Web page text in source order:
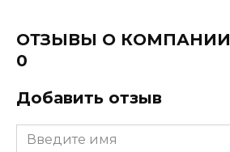
ОТЗЫВЫ О КОМПАНИИ
0
Добавить отзыв